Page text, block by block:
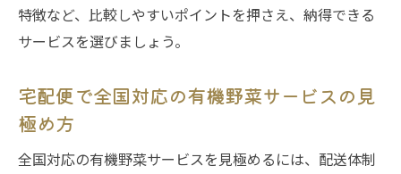
特徴など、比較しやすいポイントを押さえ、納得できる
サービスを選びましょう。
宅配便で全国対応の有機野菜サービスの見
極め方
全国対応の有機野菜サービスを見極めるには、配送体制